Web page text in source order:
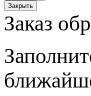
Закрыть
Заказ